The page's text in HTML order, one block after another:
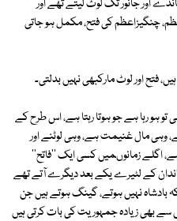
اور جانور تک لوٹ لیتے تھے اور
چنگیزاعظم کی فتح، مکمل ہو جاتی
اور لوٹ مارکبھی نہیں بدلتی۔
ہو رہا ہے جو ہوتا رہتا ہے، اس طرح کے
وہی مال غنیمت ہے، وہی لوٹنے اور
اگلے زمانوںمیں کسی ایک ''فاتح''
کے لٹیرے یکے بعد دیگرے آتے تھے
بادشاہ نہیں ہوتے، گینگ ہوتے ہیں جن
سے بھی زیادہ جمہوریت کی بات کرتی ہیں